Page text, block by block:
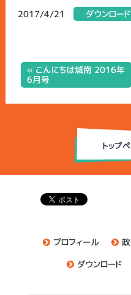
2017/4/21 ダウンロード
« こんにちは城南 2016年
6月号
プロフィール
ダウンロード